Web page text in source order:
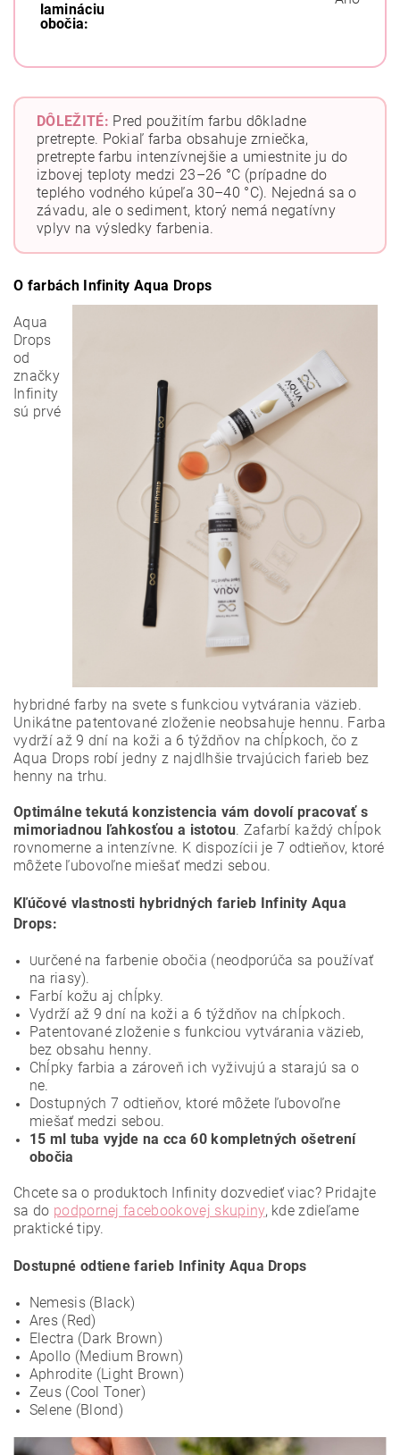
lamináciu
obočia:
DÔLEŽITÉ: Pred použitím farbu dôkladne
pretrepte. Pokiaľ farba obsahuje zrniečka,
pretrepte farbu intenzívnejšie a umiestnite ju do
izbovej teploty medzi 23–26 °C (prípadne do
teplého vodného kúpeľa 30–40 °C). Nejedná sa o
závadu, ale o sediment, ktorý nemá negatívny
vplyv na výsledky farbenia.
O farbách Infinity Aqua Drops
Aqua
Drops
od
značky
Infinity
sú prvé
hybridné farby na svete s funkciou vytvárania väzieb.
Unikátne patentované zloženie neobsahuje hennu. Farba
vydrží až 9 dní na koži a 6 týždňov na chĺpkoch, čo z
Aqua Drops robí jedny z najdlhšie trvajúcich farieb bez
henny na trhu.
Optimálne tekutá konzistencia vám dovolí pracovať s
mimoriadnou ľahkosťou a istotou. Zafarbí každý chĺpok
rovnomerne a intenzívne. K dispozícii je 7 odtieňov, ktoré
môžete ľubovoľne miešať medzi sebou.
Kľúčové vlastnosti hybridných farieb Infinity Aqua
Drops:
Uurčené na farbenie obočia (neodporúča sa používať
na riasy).
Farbí kožu aj chĺpky.
Vydrží až 9 dní na koži a 6 týždňov na chĺpkoch.
Patentované zloženie s funkciou vytvárania väzieb,
bez obsahu henny.
Chĺpky farbia a zároveň ich vyživujú a starajú sa o
ne.
Dostupných 7 odtieňov, ktoré môžete ľubovoľne
miešať medzi sebou.
15 ml tuba vyjde na cca 60 kompletných ošetrení
obočia
Chcete sa o produktoch Infinity dozvedieť viac? Pridajte
sa do podpornej facebookovej skupiny, kde zdieľame
praktické tipy.
Dostupné odtiene farieb Infinity Aqua Drops
Nemesis (Black)
Ares (Red)
Electra (Dark Brown)
Apollo (Medium Brown)
Aphrodite (Light Brown)
Zeus (Cool Toner)
Selene (Blond)